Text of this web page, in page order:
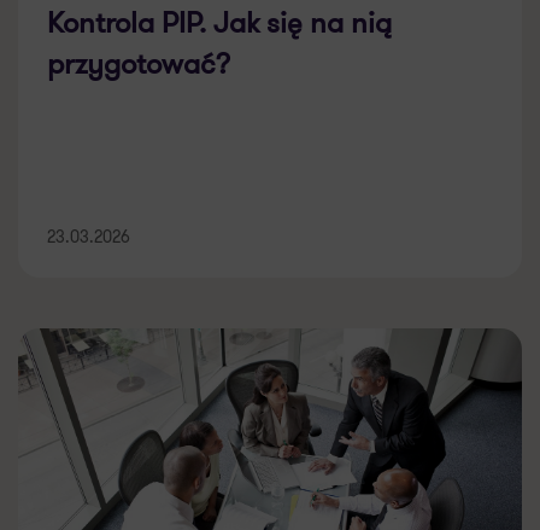
Kontrola PIP. Jak się na nią
przygotować?
23.03.2026